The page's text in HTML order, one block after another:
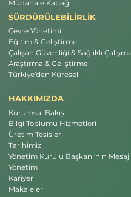
Müdahale Kapağı
SÜRDÜRÜLEBİLİRLİK
Çevre Yönetimi
Eğitim & Geliştirme
Çalışan Güvenliği & Sağlıklı
Araştırma & Geliştirme
Türkiye’den Küresel
HAKKIMIZDA
Kurumsal Bakış
Bilgi Toplumu Hizmetleri
Üretim Tesisleri
Tarihimiz
Yönetim Kurulu Başkanı'nın Mesajı
Yönetim
Kariyer
Makaleler